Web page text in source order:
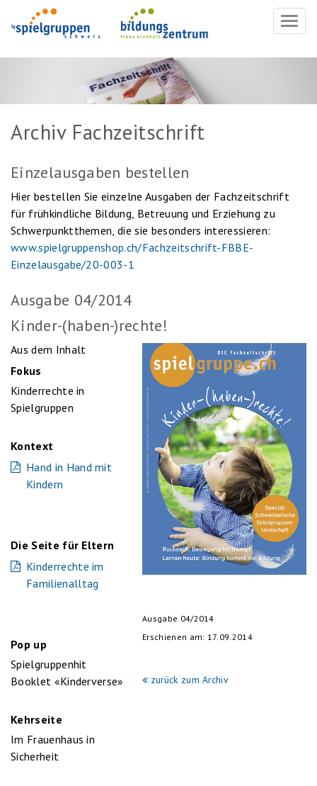
Archiv Fachzeitschrift
Einzelausgaben bestellen
Hier bestellen Sie einzelne Ausgaben der Fachzeitschrift
für frühkindliche Bildung, Betreuung und Erziehung zu
Schwerpunktthemen, die sie besonders interessieren:
www.spielgruppenshop.ch/Fachzeitschrift-FBBE-
Einzelausgabe/20-003-1
Ausgabe 04/2014
Kinder-(haben-)rechte!
Aus dem Inhalt
Fokus
Kinderrechte in
Spielgruppen
Kontext
Hand in Hand mit
Kindern
Die Seite für Eltern
Kinderrechte im
Familienalltag
Pop up
Spielgruppenhit
Booklet «Kinderverse»
Kehrseite
Im Frauenhaus in
Sicherheit
Ausgabe 04/2014
Erschienen am: 17.09.2014
zurück zum Archiv